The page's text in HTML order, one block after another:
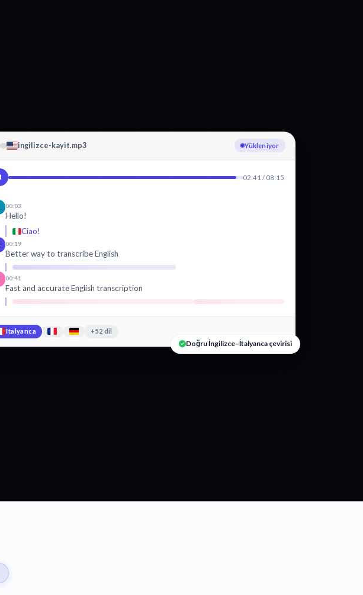
ingilizce-kayit.mp3 İngilizce yazıya dökülüyor
02:41 / 08:15
00:03
Hello!
Ciao!
00:19
Better way to transcribe English
00:41
Fast and accurate English transcription
İtalyanca +52 dil
Doğru İngilizce–İtalyanca çevirisi